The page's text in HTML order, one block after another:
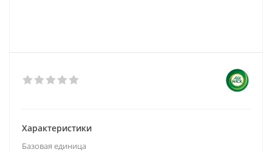
Характеристики
Базовая единица